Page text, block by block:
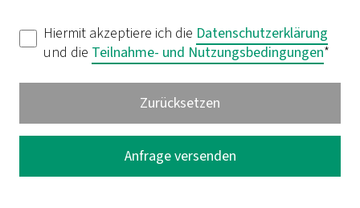
Hiermit akzeptiere ich die Datenschutzerklärung
und die Teilnahme- und Nutzungsbedingungen*